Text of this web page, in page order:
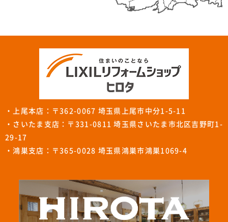
・上尾本店：〒362-0067 埼玉県上尾市中分1-5-11
・さいたま支店：〒331-0811 埼玉県さいたま市北区吉野町1-
29-17
・鴻巣支店：〒365-0028 埼玉県鴻巣市鴻巣1069-4